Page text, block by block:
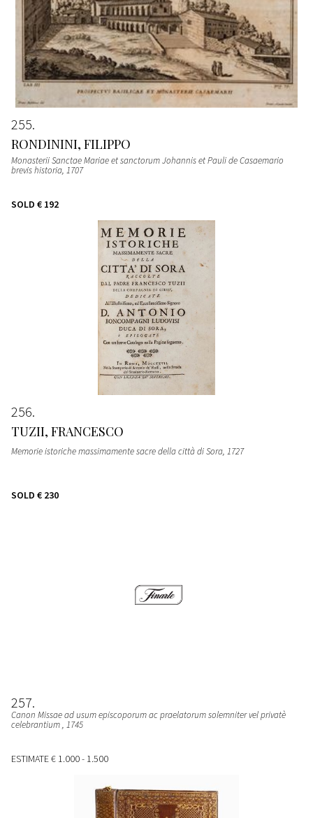
255
RONDININI, FILIPPO
Monasterii Sanctae Mariae et sanctorum Johannis et Pauli de Casaemario
brevis historia, 1707
SOLD € 192
256
TUZII, FRANCESCO
Memorie istoriche massimamente sacre della città di Sora, 1727
SOLD € 230
257
Canon Missae ad usum episcoporum ac praelatorum solemniter vel privatè
celebrantium, 1745
ESTIMATE€ 1.000 - 1.500